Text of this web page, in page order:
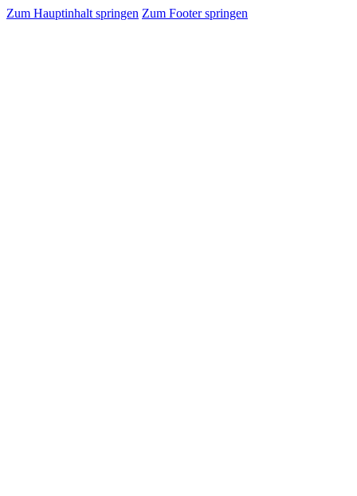
Zum Hauptinhalt springen Zum Footer springen